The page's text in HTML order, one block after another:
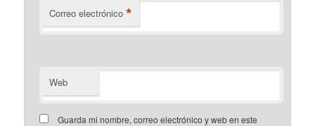
Correo electrónico *
Web
Guarda mi nombre, correo electrónico y web en este